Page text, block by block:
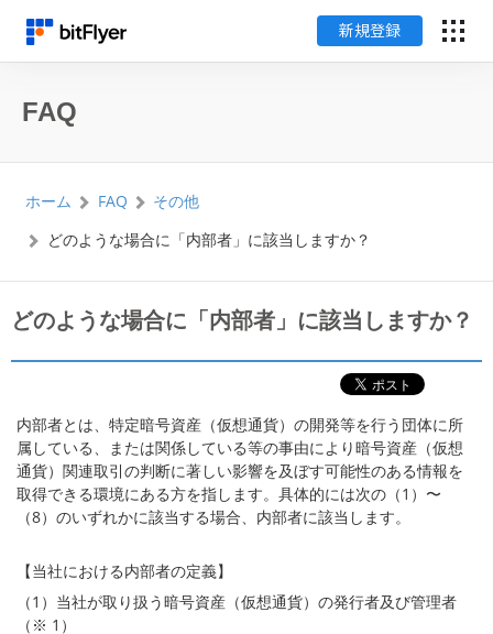
新規登録
サービス一覧
料金
セキュリティ
サポート
FAQ
ホーム FAQ
その他
どのような場合に「内部者」に該当しますか？
どのような場合に「内部者」に該当しますか？
内部者とは、特定暗号資産（仮想通貨）の開発等を行う団体に所
属している、または関係している等の事由により暗号資産（仮想
通貨）関連取引の判断に著しい影響を及ぼす可能性のある情報を
取得できる環境にある方を指します。具体的には次の（1）〜
（8）のいずれかに該当する場合、内部者に該当します。
【当社における内部者の定義】
（1）当社が取り扱う暗号資産（仮想通貨）の発行者及び管理者
（※ 1）